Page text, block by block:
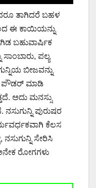
ತಾಗಿದರೆ ಬಹಳ
ಈ ಕಾಯಿಯನ್ನು
ಬಹುವಾರ್ಷಿಕ
ಪಲ್ಯ
ಬೀಜವನ್ನು
ಪೌಡರ್ ಮಾಡಿ
ಅದು ಮನಸ್ಸು
ಪುರುಷರ
ಕೆಲಸ
ನಸುಗುನ್ನಿ ಸೇರಿಸಿ
ರೋಗಗಳು